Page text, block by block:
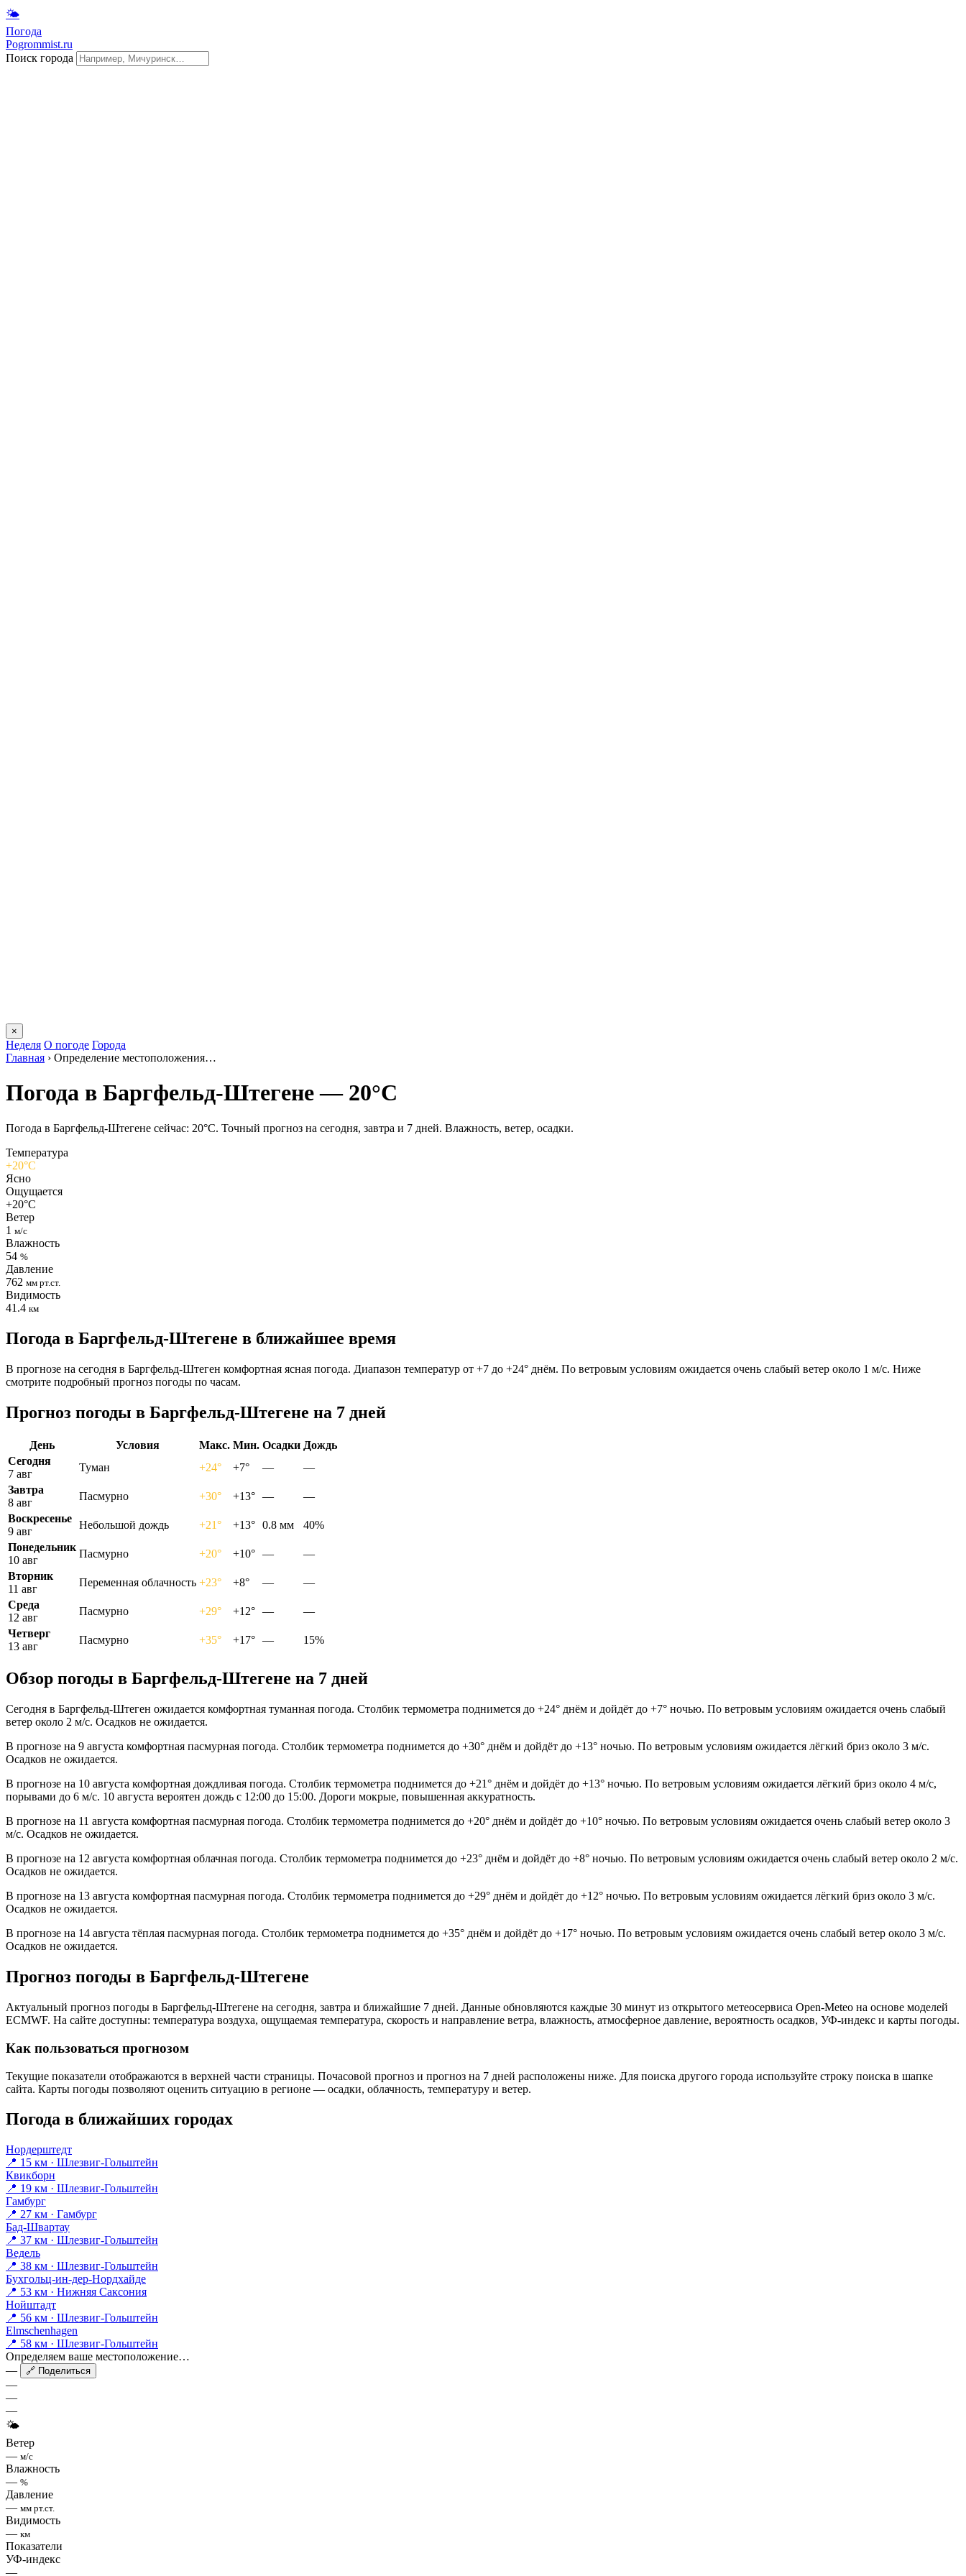
🌤
Погода
Pogrommist.ru
Поиск города
×
Неделя О погоде Города
Главная › Определение местоположения…
Погода в Баргфельд-Штегене — 20°C
Погода в Баргфельд-Штегене сейчас: 20°C. Точный прогноз на сегодня, завтра и 7 дней. Влажность, ветер, осадки.
Температура
+20°C
Ясно
Ощущается
+20°C
Ветер
1 м/с
Влажность
54 %
Давление
762 мм рт.ст.
Видимость
41.4 км
Погода в Баргфельд-Штегене в ближайшее время
В прогнозе на сегодня в Баргфельд-Штеген комфортная ясная погода. Диапазон температур от +7 до +24° днём. По ветровым условиям ожидается очень слабый ветер около 1 м/с. Ниже
смотрите подробный прогноз погоды по часам.
Прогноз погоды в Баргфельд-Штегене на 7 дней
День Условия Макс. Мин. Осадки Дождь
Сегодня
7 авг
Туман +24° +7° —
—
Завтра
8 авг
Пасмурно +30° +13° —
—
Воскресенье
9 авг
Небольшой дождь +21° +13° 0.8 мм
40%
Понедельник
10 авг
Пасмурно +20° +10° —
—
Вторник
11 авг
Переменная облачность +23° +8° —
—
Среда
12 авг
Пасмурно +29° +12° —
—
Четверг
13 авг
Пасмурно +35° +17° — 15%
Обзор погоды в Баргфельд-Штегене на 7 дней
Сегодня в Баргфельд-Штеген ожидается комфортная туманная погода. Столбик термометра поднимется до +24° днём и дойдёт до +7° ночью. По ветровым условиям ожидается очень слабый
ветер около 2 м/с. Осадков не ожидается.
В прогнозе на 9 августа комфортная пасмурная погода. Столбик термометра поднимется до +30° днём и дойдёт до +13° ночью. По ветровым условиям ожидается лёгкий бриз около 3 м/с.
Осадков не ожидается.
В прогнозе на 10 августа комфортная дождливая погода. Столбик термометра поднимется до +21° днём и дойдёт до +13° ночью. По ветровым условиям ожидается лёгкий бриз около 4 м/с,
порывами до 6 м/с. 10 августа вероятен дождь с 12:00 до 15:00. Дороги мокрые, повышенная аккуратность.
В прогнозе на 11 августа комфортная пасмурная погода. Столбик термометра поднимется до +20° днём и дойдёт до +10° ночью. По ветровым условиям ожидается очень слабый ветер около 3
м/с. Осадков не ожидается.
В прогнозе на 12 августа комфортная облачная погода. Столбик термометра поднимется до +23° днём и дойдёт до +8° ночью. По ветровым условиям ожидается очень слабый ветер около 2 м/с.
Осадков не ожидается.
В прогнозе на 13 августа комфортная пасмурная погода. Столбик термометра поднимется до +29° днём и дойдёт до +12° ночью. По ветровым условиям ожидается лёгкий бриз около 3 м/с.
Осадков не ожидается.
В прогнозе на 14 августа тёплая пасмурная погода. Столбик термометра поднимется до +35° днём и дойдёт до +17° ночью. По ветровым условиям ожидается очень слабый ветер около 3 м/с.
Осадков не ожидается.
Прогноз погоды в Баргфельд-Штегене
Актуальный прогноз погоды в Баргфельд-Штегене на сегодня, завтра и ближайшие 7 дней. Данные обновляются каждые 30 минут из открытого метеосервиса Open-Meteo на основе моделей
ECMWF. На сайте доступны: температура воздуха, ощущаемая температура, скорость и направление ветра, влажность, атмосферное давление, вероятность осадков, УФ-индекс и карты погоды.
Как пользоваться прогнозом
Текущие показатели отображаются в верхней части страницы. Почасовой прогноз и прогноз на 7 дней расположены ниже. Для поиска другого города используйте строку поиска в шапке
сайта. Карты погоды позволяют оценить ситуацию в регионе — осадки, облачность, температуру и ветер.
Погода в ближайших городах
Нордерштедт
📍 15 км · Шлезвиг-Гольштейн
Квикборн
📍 19 км · Шлезвиг-Гольштейн
Гамбург
📍 27 км · Гамбург
Бад-Швартау
📍 37 км · Шлезвиг-Гольштейн
Ведель
📍 38 км · Шлезвиг-Гольштейн
Бухгольц-ин-дер-Нордхайде
📍 53 км · Нижняя Саксония
Нойштадт
📍 56 км · Шлезвиг-Гольштейн
Elmschenhagen
📍 58 км · Шлезвиг-Гольштейн
Определяем ваше местоположение…
—
🔗 Поделиться
—
—
—
🌤
Ветер
— м/с
Влажность
— %
Давление
— мм рт.ст.
Видимость
— км
Показатели
УФ-индекс
—